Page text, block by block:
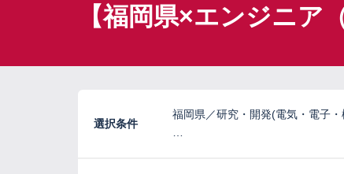
【福岡県×エンジニア
選択条件
福岡県／研究・開発(電気・電子